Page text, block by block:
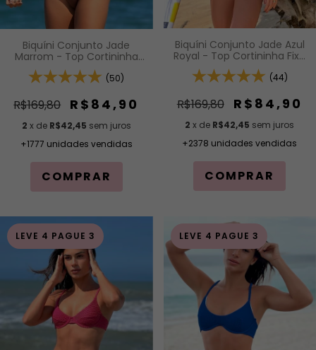
Biquíni Conjunto Jade
Marrom - Top Cortininha
Fixa com Acabamento em
Viés e Bojo Removível e
(Modelagem Para
Bronzeado)
(50)
R$169,80 R$84,90
2 x de R$42,45 sem juros
+1777 unidades vendidas
COMPRAR
Biquíni Conjunto Jade Azul
Royal - Top Cortininha Fixa
com Acabamento em Viés
e Bojo Removível e
(Modelagem Para
Bronzeado)
(44)
R$169,80 R$84,90
2 x de R$42,45 sem juros
+2378 unidades vendidas
COMPRAR
LEVE 4 PAGUE 3 LEVE 4 PAGUE 3